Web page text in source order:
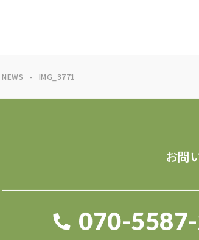
NEWS IMG_3771
お問
070-